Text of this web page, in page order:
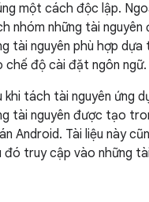
một cách độc lập.
nhóm những tài
tài nguyên phù hợp
chế độ cài đặt ngôn ngữ.
khi tách tài nguyên ứng
tài nguyên được tạo
Android. Tài liệu này
đó truy cập vào những